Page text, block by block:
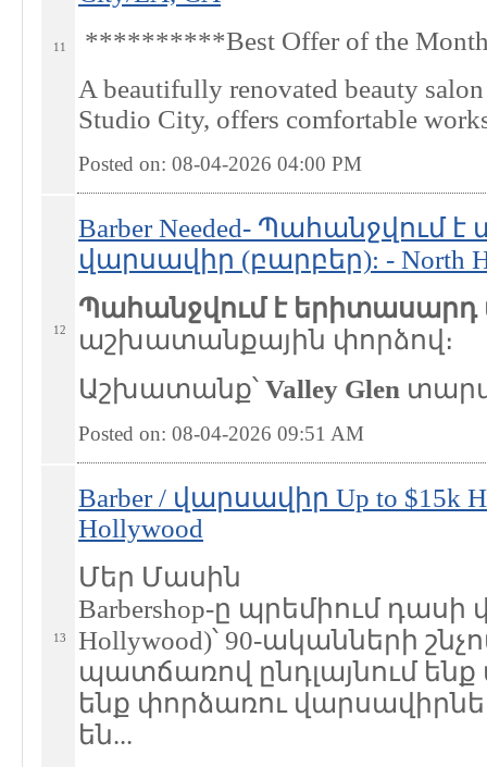
11
**********Best Offer of the
A beautifully renovated beauty
Studio City, offers comfortable
Posted on: 08-04-2026 04:00 PM
12
Barber Needed- Պահանջվում
վարսավիր (բարբեր): - North
Պահանջվում է
աշխատանքային փորձով։
Աշխատանք՝ Valley Glen
Posted on: 08-04-2026 09:51 AM
13
Barber / վարսավիր Up to $15k
Hollywood
Մեր Մասին
Barbershop-ը պրեմիում
Hollywood)՝ 90-ականների
պատճառով ընդլայնում
ենք փորձառու
են...